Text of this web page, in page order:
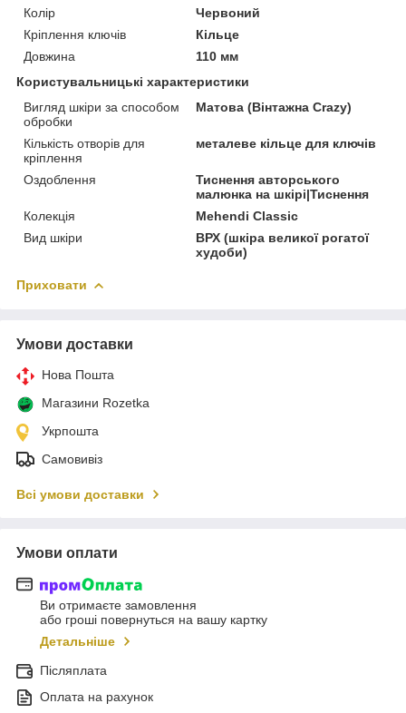
Колір
Червоний
Кріплення ключів
Кільце
Довжина
110 мм
Користувальницькі характеристики
Вигляд шкіри за способом
обробки
Матова (Вінтажна Crazy)
Кількість отворів для
кріплення
металеве кільце для ключів
Оздоблення
Тиснення авторського
малюнка на шкірі|Тиснення
Колекція
Mehendi Classic
Вид шкіри
ВРХ (шкіра великої рогатої
худоби)
Приховати
Умови доставки
Нова Пошта
Магазини Rozetka
Укрпошта
Самовивіз
Всі умови доставки
Умови оплати
Ви отримаєте замовлення
або гроші повернуться на вашу картку
Детальніше
Післяплата
Оплата на рахунок